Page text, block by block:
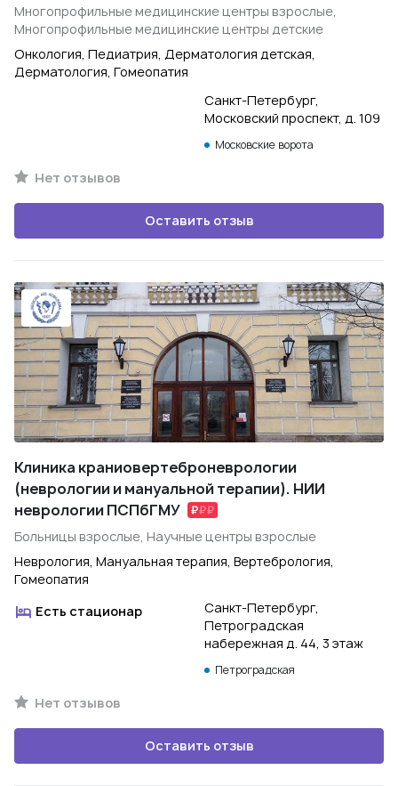
Многопрофильные медицинские центры взрослые,
Многопрофильные медицинские центры детские
Онкология, Педиатрия, Дерматология детская,
Дерматология, Гомеопатия
Санкт-Петербург,
Московский проспект, д. 109
Московские ворота
Нет отзывов
Оставить отзыв
Клиника краниовертеброневрологии
(неврологии и мануальной терапии). НИИ
неврологии ПСПбГМУ
Больницы взрослые, Научные центры взрослые
Неврология, Мануальная терапия, Вертебрология,
Гомеопатия
Есть стационар
Санкт-Петербург,
Петроградская
набережная д. 44, 3 этаж
Петроградская
Нет отзывов
Оставить отзыв